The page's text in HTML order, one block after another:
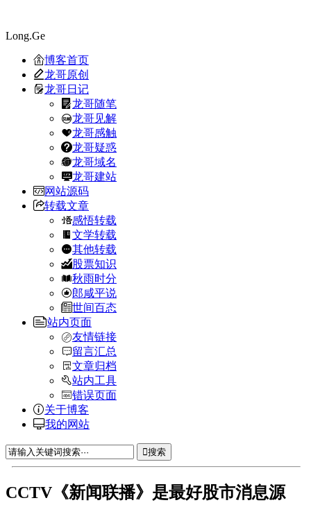
Long.Ge
博客首页
龙哥原创
龙哥日记
龙哥随笔
龙哥见解
龙哥感触
龙哥疑惑
龙哥域名
龙哥建站
网站源码
转载文章
感悟转载
文学转载
其他转载
股票知识
秋雨时分
郎咸平说
世间百态
站内页面
友情链接
留言汇总
文章归档
站内工具
错误页面
关于博客
我的网站
搜索
CCTV《新闻联播》是最好股市消息源